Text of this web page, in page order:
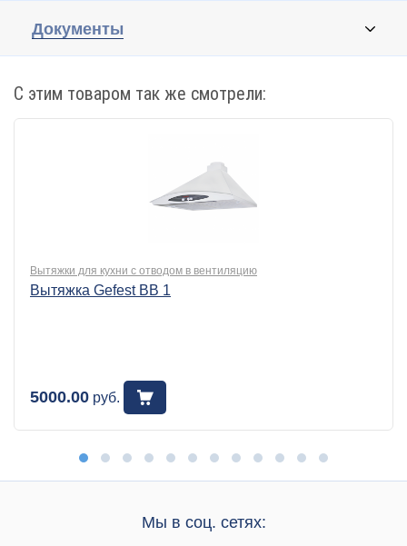
Документы
С этим товаром так же смотрели:
Вытяжки для кухни с отводом в вентиляцию
Вытяжка Gefest BB 1
5000.00 руб.
Мы в соц. сетях: